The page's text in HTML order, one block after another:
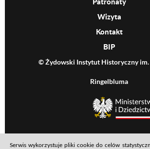
Wizyta
Kontakt
BIP
© Żydowski Instytut Historyczny im.
Ringelbluma
Serwis wykorzystuje pliki cookie do celów